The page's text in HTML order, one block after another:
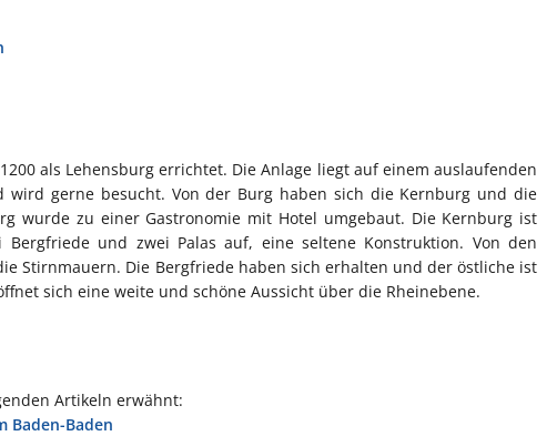
als Lehensburg errichtet. Die Anlage liegt auf einem auslaufenden
wird gerne besucht. Von der Burg haben sich die Kernburg und die
wurde zu einer Gastronomie mit Hotel umgebaut. Die Kernburg ist
Bergfriede und zwei Palas auf, eine seltene Konstruktion. Von den
Stirnmauern. Die Bergfriede haben sich erhalten und der östliche ist
sich eine weite und schöne Aussicht über die Rheinebene.
Artikeln erwähnt:
Baden-Baden